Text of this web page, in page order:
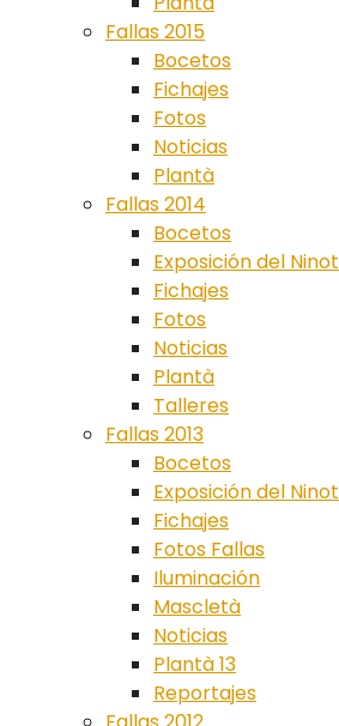
Fallas 2015
Bocetos
Fichajes
Fotos
Noticias
Plantà
Fallas 2014
Bocetos
Exposición del Ninot
Fichajes
Fotos
Noticias
Plantà
Talleres
Fallas 2013
Bocetos
Exposición del Ninot
Fichajes
Fotos Fallas
Iluminación
Mascletà
Noticias
Plantà 13
Reportajes